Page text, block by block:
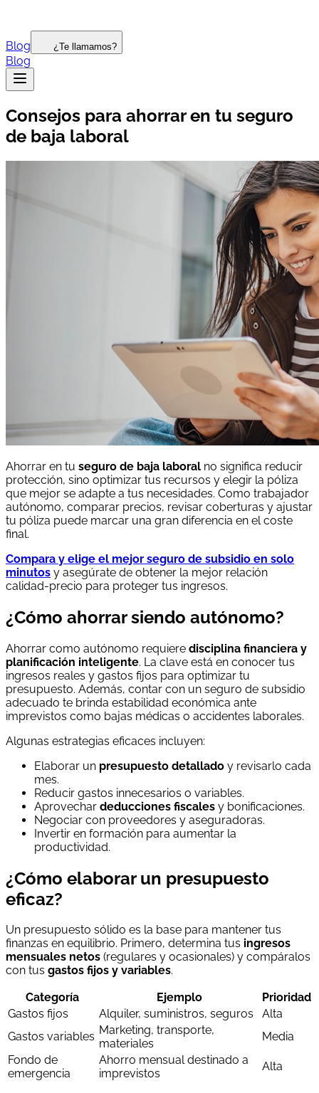
Blog ¿Te llamamos?
Blog
Consejos para ahorrar en tu seguro
de baja laboral
Ahorrar en tu seguro de baja laboral no significa reducir
protección, sino optimizar tus recursos y elegir la póliza
que mejor se adapte a tus necesidades. Como trabajador
autónomo, comparar precios, revisar coberturas y ajustar
tu póliza puede marcar una gran diferencia en el coste
final.
Compara y elige el mejor seguro de subsidio en solo
minutos y asegúrate de obtener la mejor relación
calidad-precio para proteger tus ingresos.
¿Cómo ahorrar siendo autónomo?
Ahorrar como autónomo requiere disciplina financiera y
planificación inteligente. La clave está en conocer tus
ingresos reales y gastos fijos para optimizar tu
presupuesto. Además, contar con un seguro de subsidio
adecuado te brinda estabilidad económica ante
imprevistos como bajas médicas o accidentes laborales.
Algunas estrategias eficaces incluyen:
Elaborar un presupuesto detallado y revisarlo cada
mes.
Reducir gastos innecesarios o variables.
Aprovechar deducciones fiscales y bonificaciones.
Negociar con proveedores y aseguradoras.
Invertir en formación para aumentar la
productividad.
¿Cómo elaborar un presupuesto
eficaz?
Un presupuesto sólido es la base para mantener tus
finanzas en equilibrio. Primero, determina tus ingresos
mensuales netos (regulares y ocasionales) y compáralos
con tus gastos fijos y variables.
Categoría
Ejemplo
Prioridad
Gastos fijos
Alquiler, suministros, seguros
Alta
Gastos variables Marketing, transporte,
materiales
Media
Fondo de
emergencia
Ahorro mensual destinado a
imprevistos
Alta